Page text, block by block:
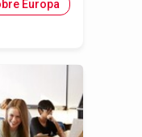
Europa